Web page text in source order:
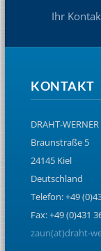
Ihr
KONTAKT
DRAHT-
Braunstraße 5
24145 Kiel
Deutschland
Telefon: +49
Fax: +49 (0)431
zaun(at)draht-